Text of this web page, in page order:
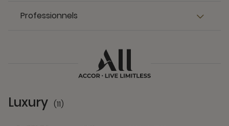
Professionnels
Luxury (11)